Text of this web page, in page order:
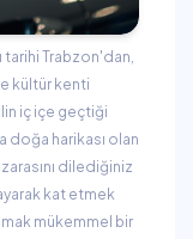
tarihi Trabzon'dan,
kültür kenti
iç içe geçtiği
doğa harikası olan
dilediğiniz
kat etmek
mükemmel bir